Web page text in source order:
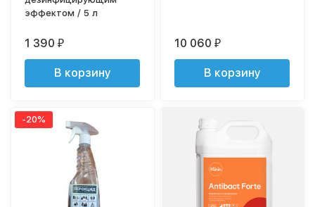
эффектом / 5 л
1 390₽
В корзину
10 060₽
В корзину
-20%